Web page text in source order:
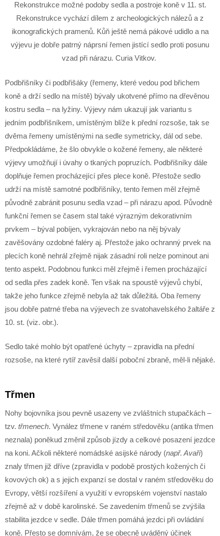
Rekonstrukce možné podoby sedla a postroje koně v 11. st.
Rekonstrukce vychází dílem z archeologických nálezů a z
ikonografických pramenů. Kůň ještě nemá pákové udidlo a na
výjevu je dobře patrný náprsní řemen jistící sedlo proti posunu
vzad při nárazu. Curia Vitkov.
Podbřišníky či podbřišáky (řemeny, které vedou pod břichem
koně a drží sedlo na místě) bývaly ukotvené přímo na dřevěnou
kostru sedla – na lyžiny. Výjevy nám ukazují jak variantu s
jedním podbřišníkem, umístěným blíže k přední rozsoše, tak se
dvěma řemeny umístěnými na sedle symetricky, dál od sebe.
Předpokládáme, že šlo obvykle o kožené řemeny, ale některé
výjevy umožňují i úvahy o tkaných popruzích. Podbřišníky dále
doplňuje řemen procházející přes plece koně. Přestože sedlo
udrží na místě samotné podbřišníky, tento řemen měl zřejmě
původně zabránit posunu sedla vzad – při nárazu apod. Původně
funkční řemen se časem stal také výrazným dekorativním
prvkem – býval pobíjen, vykrajován nebo na něj bývaly
zavěšovány ozdobné faléry aj. Přestože jako ochranný prvek na
plecích koně nehrál zřejmě nijak zásadní roli nelze pominout ani
tento aspekt. Podobnou funkci měl zřejmě i řemen procházající
od sedla přes zadek koně. Ten však na spoustě výjevů chybí,
takže jeho funkce zřejmě nebyla až tak důležitá. Oba řemeny
jsou dobře patrné třeba na výjevech ze svatohavelského žaltáře z
10. st. (viz. obr.).
Sedlo také mohlo být opatřené úchyty – zpravidla na přední
rozsoše, na které rytíř zavěsil další poboční zbraně, měl-li nějaké.
Třmen
Nohy bojovníka jsou pevně usazeny ve zvláštních stupačkách –
tzv. třmenech. Vynález třmene v raném středověku (antika třmen
neznala) poněkud změnil způsob jízdy a celkové posazení jezdce
na koni. Ačkoli některé nomádské asijské národy (např. Avaři)
znaly třmen již dříve (zpravidla v podobě prostých kožených či
kovových ok) a s jejich expanzí se dostal v raném středověku do
Evropy, větší rozšíření a využití v evropském vojenství nastalo
zřejmě až v době karolinské. Se zavedením třmenů se zvýšila
stabilita jezdce v sedle. Dále třmen pomáhá jezdci při ovládání
koně. Přesto se domnívám, že se obecně uváděný účinek